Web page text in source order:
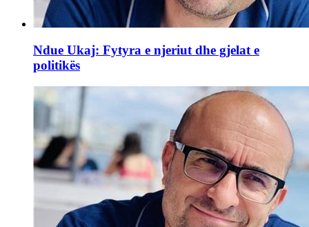
Ndue Ukaj: Fytyra e njeriut dhe gjelat e
politikës